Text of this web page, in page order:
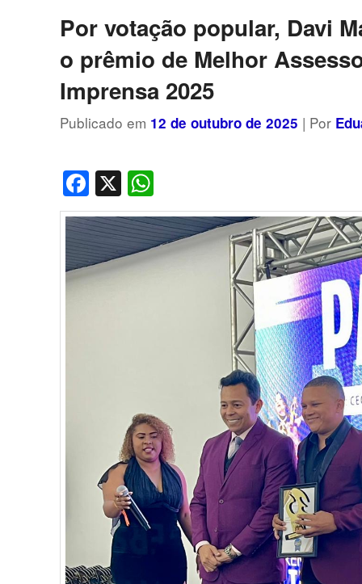
Por votação popular, Davi
o prêmio de Melhor
Imprensa 2025
Publicado em 12 de outubro de 2025 | Por
Facebook
X